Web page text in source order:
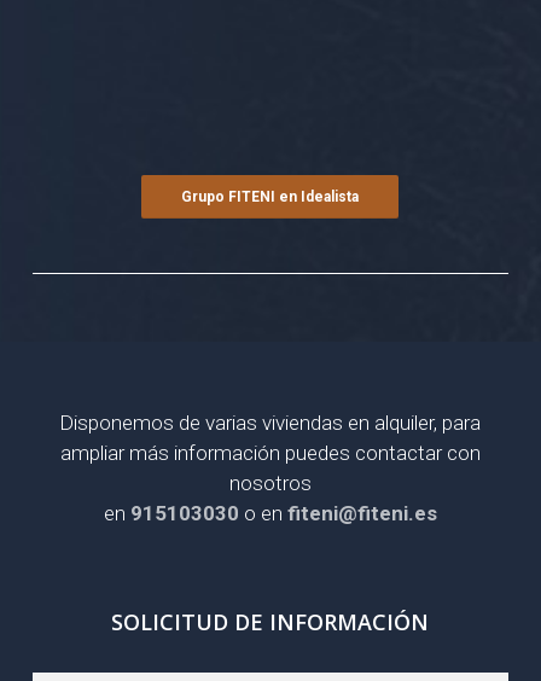
Grupo FITENI en Idealista
Disponemos de varias viviendas en alquiler, para
ampliar más información puedes contactar con
nosotros
en 915103030 o en fiteni@fiteni.es
SOLICITUD DE INFORMACIÓN